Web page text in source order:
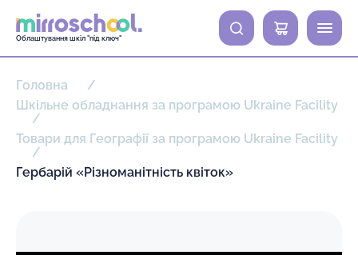
Облаштування шкіл "під ключ"
0
Головна
Шкільне обладнання за програмою Ukraine Facility
Товари для Географії за програмою Ukraine Facility
Гербарій «Різноманітність квіток»